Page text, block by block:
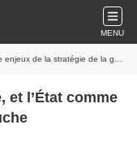
MENU
de la stratégie de la gauche
et l’État comme